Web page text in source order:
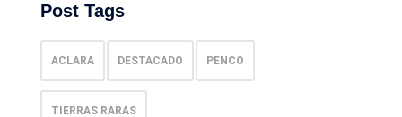
Post Tags
ACLARA DESTACADO PENCO
TIERRAS RARAS